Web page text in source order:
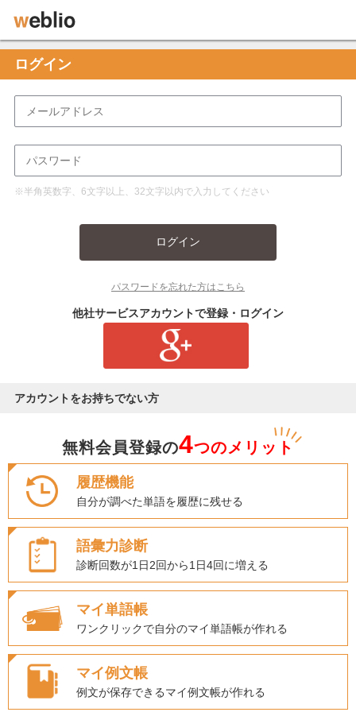
ログイン
※半角英数字、6文字以上、32文字以内で入力してください
ログイン
パスワードを忘れた方はこちら
他社サービスアカウントで登録・ログイン
アカウントをお持ちでない方
無料会員登録の4つのメリット
履歴機能
自分が調べた単語を履歴に残せる
語彙力診断
診断回数が1日2回から1日4回に増える
マイ単語帳
ワンクリックで自分のマイ単語帳が作れる
マイ例文帳
例文が保存できるマイ例文帳が作れる